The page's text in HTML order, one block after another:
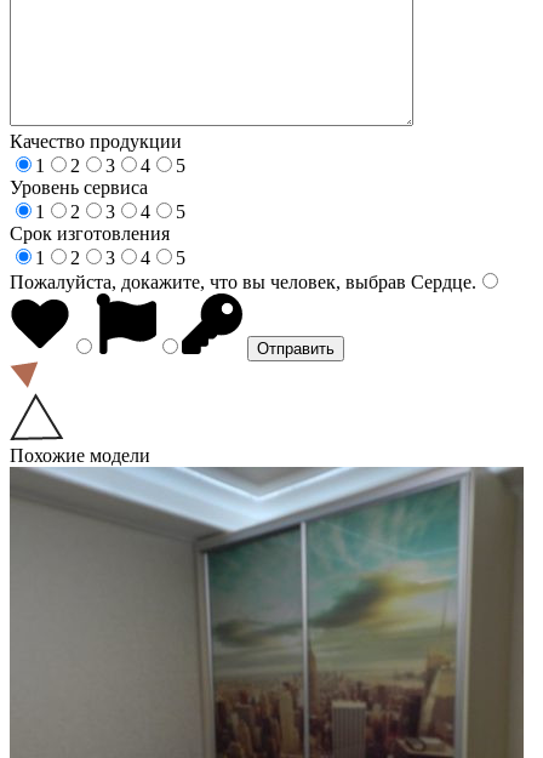
Качество продукции
1
2 3 4
5
Уровень сервиса
1
2 3 4
5
Срок изготовления
1
2 3 4
5
Пожалуйста, докажите, что вы человек, выбрав Сердце.
Похожие модели